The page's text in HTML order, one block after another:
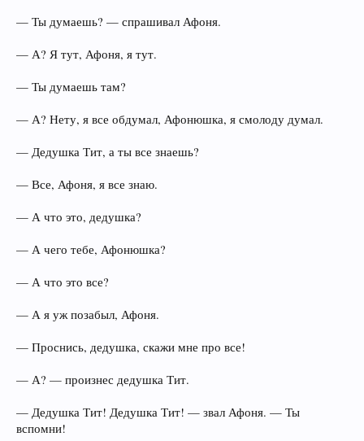
— Ты думаешь? — спрашивал Афоня.
— А? Я тут, Афоня, я тут.
— Ты думаешь там?
— А? Нету, я все обдумал, Афонюшка, я смолоду думал.
— Дедушка Тит, а ты все знаешь?
— Все, Афоня, я все знаю.
— А что это, дедушка?
— А чего тебе, Афонюшка?
— А что это все?
— А я уж позабыл, Афоня.
— Проснись, дедушка, скажи мне про все!
— А? — произнес дедушка Тит.
— Дедушка Тит! Дедушка Тит! — звал Афоня. — Ты
вспомни!